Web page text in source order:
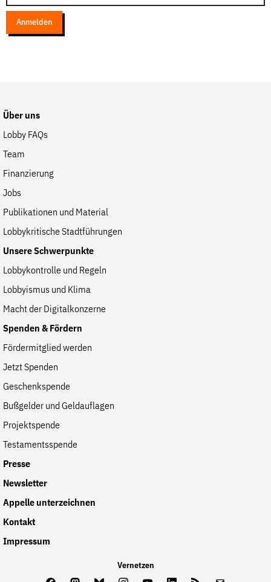
Adresse
Anmelden
Über uns
Lobby FAQs
Team
Finanzierung
Jobs
Publikationen und Material
Lobbykritische Stadtführungen
Unsere Schwerpunkte
Lobbykontrolle und Regeln
Lobbyismus und Klima
Macht der Digitalkonzerne
Spenden & Fördern
Fördermitglied werden
Jetzt Spenden
Geschenkspende
Bußgelder und Geldauflagen
Projektspende
Testamentsspende
Presse
Newsletter
Appelle unterzeichnen
Kontakt
Impressum
Vernetzen